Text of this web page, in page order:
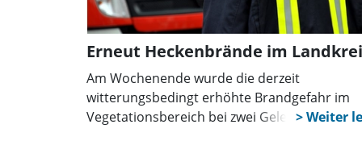
Erneut Heckenbrände im
Am Wochenende wurde die derzeit
witterungsbedingt erhöhte Brandgefahr im
Vegetationsbereich bei zwei Gelegenheiten